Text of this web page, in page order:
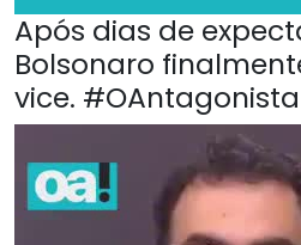
Após dias de
Bolsonaro
vice. #OAntagonista